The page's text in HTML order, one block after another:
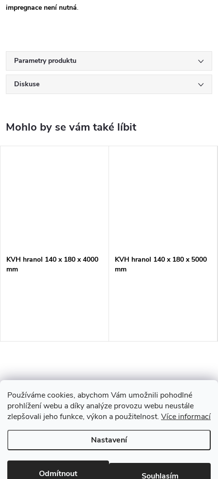
Používáme cookies, abychom Vám umožnili pohodlné
prohlížení webu a díky analýze provozu webu neustále
zlepšovali jeho funkce, výkon a použitelnost. Více informací
Nastavení
Odmítnout Souhlasím
impregnace není nutná.
Parametry produktu
Diskuse
KVH hranol 140 x 180 x 4000
mm
KVH hranol 140 x 180 x 5000
mm
Z
á
Drevobis Horoměřice. Všechna práva vyhrazena.
nastavení cookies